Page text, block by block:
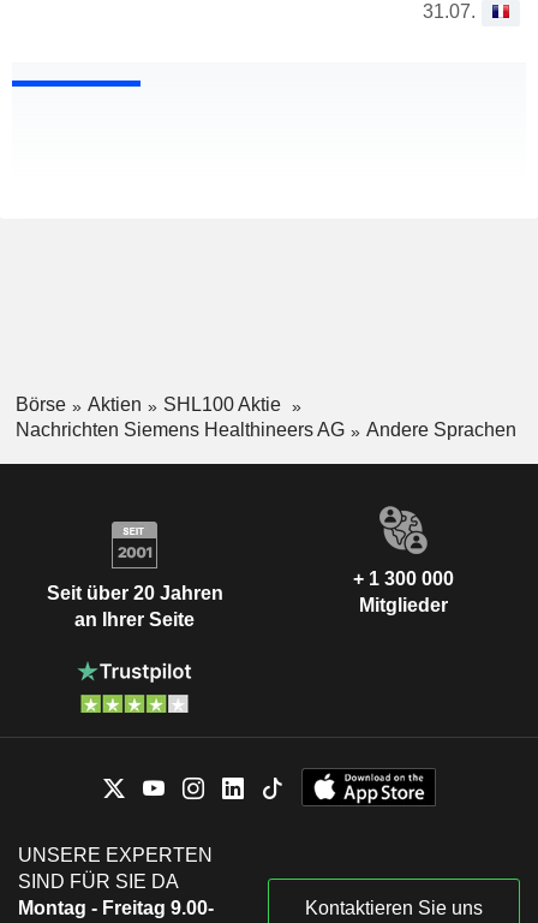
31.07.
Börse Aktien
SHL100 Aktie
Nachrichten Siemens Healthineers AG
Andere Sprachen
Seit über 20 Jahren
an Ihrer Seite
+ 1 300 000
Mitglieder
UNSERE EXPERTEN
SIND FÜR SIE DA
Montag - Freitag 9.00-
Kontaktieren Sie uns